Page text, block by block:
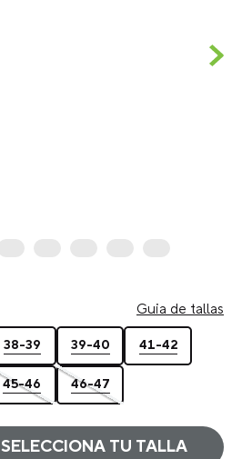
Guia de tallas
38-39 39-40 41-42
45-46 46-47
SELECCIONA TU TALLA